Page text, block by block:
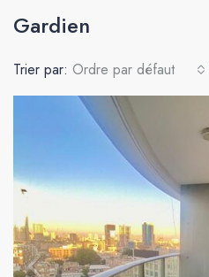
Gardien
Trier par: Ordre par défaut